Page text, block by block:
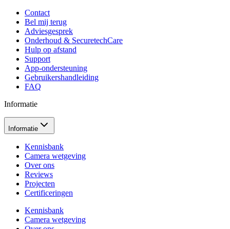
Contact
Bel mij terug
Adviesgesprek
Onderhoud & SecuretechCare
Hulp op afstand
Support
App-ondersteuning
Gebruikershandleiding
FAQ
Informatie
Informatie
Kennisbank
Camera wetgeving
Over ons
Reviews
Projecten
Certificeringen
Kennisbank
Camera wetgeving